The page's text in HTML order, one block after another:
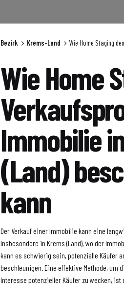
Bezirk Krems-Land Wie Home Staging
Wie Home
Immobilie
(Land)
kann
Der Verkauf einer Immobilie kann eine
Insbesondere in Krems (Land), wo der
kann es schwierig sein, potenzielle Käufer
beschleunigen. Eine effektive Methode, um
Interesse potenzieller Käufer zu wecken, ist